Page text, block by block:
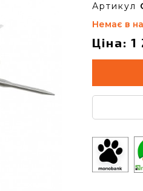
Артикул
Немає в
Ціна: 1